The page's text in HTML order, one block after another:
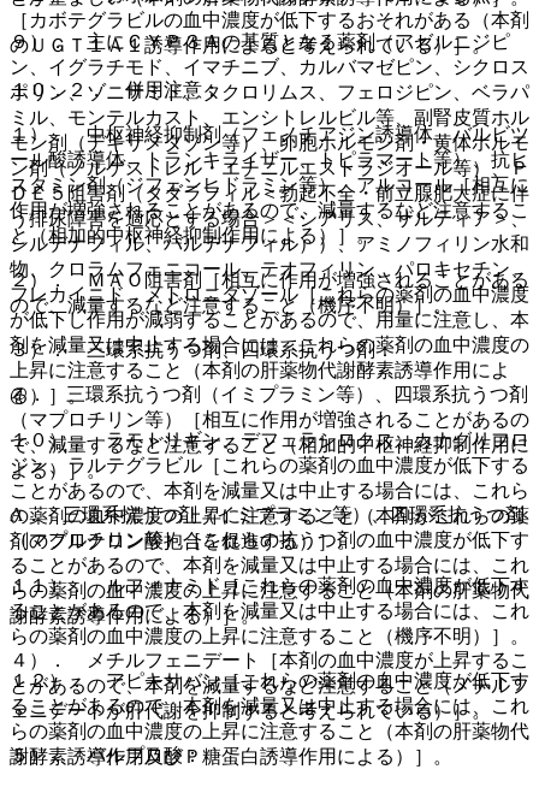
９）． 主にＣＹＰ３Ａの基質となる薬剤（アゼルニジピ
ン、イグラチモド、イマチニブ、カルバマゼピン、シクロス
ポリン、ゾニサミド、タクロリムス、フェロジピン、ベラパ
ミル、モンテルカスト、エンシトレルビル等、副腎皮質ホル
モン剤（デキサメタゾン等）、卵胞ホルモン剤・黄体ホルモ
ン剤（ノルゲストレル・エチニルエストラジオール等）、Ｐ
ＤＥ５阻害剤（タダラフィル＜勃起不全・前立腺肥大症に伴
う排尿障害を適応とする場合＞＜シアリス、ザルティア＞、
シルデナフィル、バルデナフィル））、アミノフィリン水和
物、クロラムフェニコール、テオフィリン、パロキセチン、
フレカイニド、メトロニダゾール［これらの薬剤の血中濃度
が低下し作用が減弱することがあるので、用量に注意し、本
剤を減量又は中止する場合には、これらの薬剤の血中濃度の
上昇に注意すること（本剤の肝薬物代謝酵素誘導作用によ
る）］。
１０）． ラモトリギン、デフェラシロクス、カナグリフロ
ジン、ラルテグラビル［これらの薬剤の血中濃度が低下する
ことがあるので、本剤を減量又は中止する場合には、これら
の薬剤の血中濃度の上昇に注意すること（本剤がこれらの薬
剤のグルクロン酸抱合を促進する）］。
１１）． ルフィナミド［これらの薬剤の血中濃度が低下す
ることがあるので、本剤を減量又は中止する場合には、これ
らの薬剤の血中濃度の上昇に注意すること（機序不明）］。
１２）． アピキサバン［これらの薬剤の血中濃度が低下す
ることがあるので、本剤を減量又は中止する場合には、これ
らの薬剤の血中濃度の上昇に注意すること（本剤の肝薬物代
謝酵素誘導作用及びＰ糖蛋白誘導作用による）］。
［カボテグラビルの血中濃度が低下するおそれがある（本剤
のＵＧＴ１Ａ１誘導作用によると考えられている）］。
１０．２． 併用注意：
１）． 中枢神経抑制剤（フェノチアジン誘導体、バルビツ
ール酸誘導体、トランキライザー、トピラマート等）、抗ヒ
スタミン剤（ジフェンヒドラミン等）、アルコール［相互に
作用が増強されることがあるので、減量するなど注意するこ
と（相加的中枢神経抑制作用による）］。
２）． ＭＡＯ阻害剤［相互に作用が増強されることがある
ので、減量するなど注意すること（機序不明）］。
３）． 三環系抗うつ剤、四環系抗うつ剤：
@． 三環系抗うつ剤（イミプラミン等）、四環系抗うつ剤
（マプロチリン等）［相互に作用が増強されることがあるの
で、減量するなど注意すること（相加的中枢神経抑制作用に
よる）］。
A． 三環系抗うつ剤（イミプラミン等）、四環系抗うつ剤
（マプロチリン等）［これらの抗うつ剤の血中濃度が低下す
ることがあるので、本剤を減量又は中止する場合には、これ
らの薬剤の血中濃度の上昇に注意すること（本剤の肝薬物代
謝酵素誘導作用による）］。
４）． メチルフェニデート［本剤の血中濃度が上昇するこ
とがあるので、本剤を減量するなど注意すること（メチルフ
ェニデートが肝代謝を抑制すると考えられている）］。
５）． バルプロ酸：